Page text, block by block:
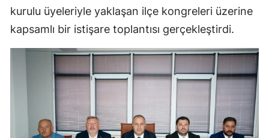
kurulu üyeleriyle yaklaşan ilçe kongreleri üzerine
kapsamlı bir istişare toplantısı gerçekleştirdi.